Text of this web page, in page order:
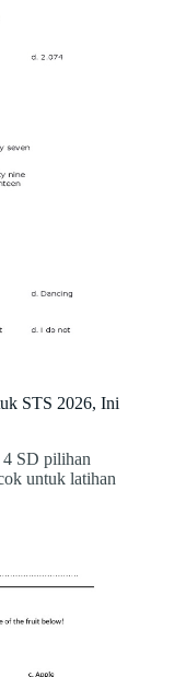
STS 2026, Ini
4 SD pilihan
untuk latihan